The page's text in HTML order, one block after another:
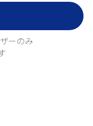
ーのみ